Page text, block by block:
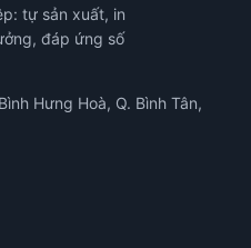
tự sản xuất, in
đáp ứng số
Hưng Hoà, Q. Bình Tân,